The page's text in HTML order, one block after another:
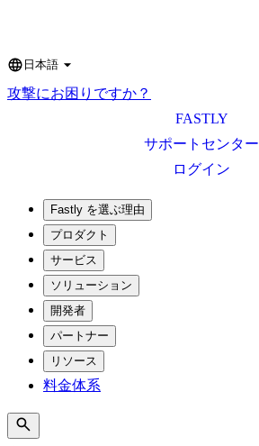
Language
日本語
攻撃にお困りですか？
FASTLY
サポートセンター
ログイン
Fastly を選ぶ理由
プロダクト
サービス
ソリューション
開発者
パートナー
リソース
料金体系